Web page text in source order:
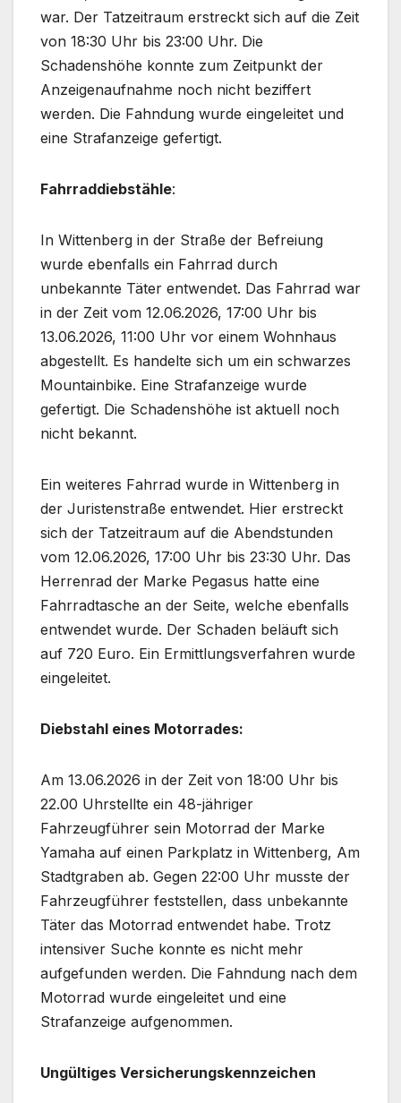
war. Der Tatzeitraum erstreckt sich auf die Zeit
von 18:30 Uhr bis 23:00 Uhr. Die
Schadenshöhe konnte zum Zeitpunkt der
Anzeigenaufnahme noch nicht beziffert
werden. Die Fahndung wurde eingeleitet und
eine Strafanzeige gefertigt.
Fahrraddiebstähle:
In Wittenberg in der Straße der Befreiung
wurde ebenfalls ein Fahrrad durch
unbekannte Täter entwendet. Das Fahrrad war
in der Zeit vom 12.06.2026, 17:00 Uhr bis
13.06.2026, 11:00 Uhr vor einem Wohnhaus
abgestellt. Es handelte sich um ein schwarzes
Mountainbike. Eine Strafanzeige wurde
gefertigt. Die Schadenshöhe ist aktuell noch
nicht bekannt.
Ein weiteres Fahrrad wurde in Wittenberg in
der Juristenstraße entwendet. Hier erstreckt
sich der Tatzeitraum auf die Abendstunden
vom 12.06.2026, 17:00 Uhr bis 23:30 Uhr. Das
Herrenrad der Marke Pegasus hatte eine
Fahrradtasche an der Seite, welche ebenfalls
entwendet wurde. Der Schaden beläuft sich
auf 720 Euro. Ein Ermittlungsverfahren wurde
eingeleitet.
Diebstahl eines Motorrades:
Am 13.06.2026 in der Zeit von 18:00 Uhr bis
22.00 Uhrstellte ein 48-jähriger
Fahrzeugführer sein Motorrad der Marke
Yamaha auf einen Parkplatz in Wittenberg, Am
Stadtgraben ab. Gegen 22:00 Uhr musste der
Fahrzeugführer feststellen, dass unbekannte
Täter das Motorrad entwendet habe. Trotz
intensiver Suche konnte es nicht mehr
aufgefunden werden. Die Fahndung nach dem
Motorrad wurde eingeleitet und eine
Strafanzeige aufgenommen.
Ungültiges Versicherungskennzeichen